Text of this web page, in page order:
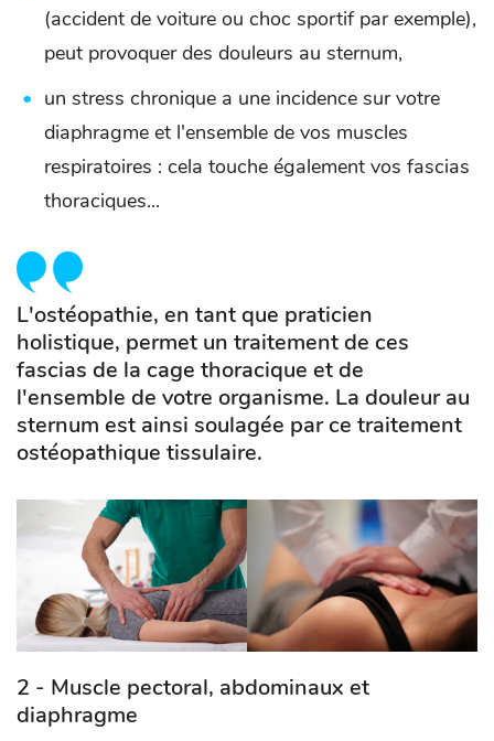
(accident de voiture ou choc sportif par exemple),
peut provoquer des douleurs au sternum,
un stress chronique a une incidence sur votre
diaphragme et l'ensemble de vos muscles
respiratoires : cela touche également vos fascias
thoraciques...
L'ostéopathie, en tant que praticien
holistique, permet un traitement de ces
fascias de la cage thoracique et de
l'ensemble de votre organisme. La douleur au
sternum est ainsi soulagée par ce traitement
ostéopathique tissulaire.
2 - Muscle pectoral, abdominaux et
diaphragme